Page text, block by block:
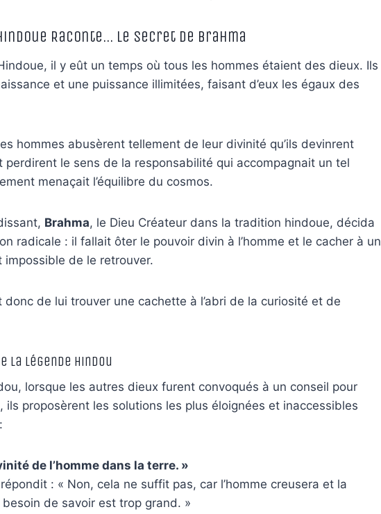
Raconte… Le Secret de Brahma
il y eût un temps où tous les hommes étaient des dieux. Ils
et une puissance illimitées, faisant d’eux les égaux des
hommes abusèrent tellement de leur divinité qu’ils devinrent
perdirent le sens de la responsabilité qui accompagnait un tel
menaçait l’équilibre du cosmos.
Brahma, le Dieu Créateur dans la tradition hindoue, décida
radicale : il fallait ôter le pouvoir divin à l’homme et le cacher à un
de le retrouver.
de lui trouver une cachette à l’abri de la curiosité et de
la Légende Hindou
, lorsque les autres dieux furent convoqués à un conseil pour
ils proposèrent les solutions les plus éloignées et inaccessibles
de l’homme dans la terre. »
: « Non, cela ne suffit pas, car l’homme creusera et la
de savoir est trop grand. »